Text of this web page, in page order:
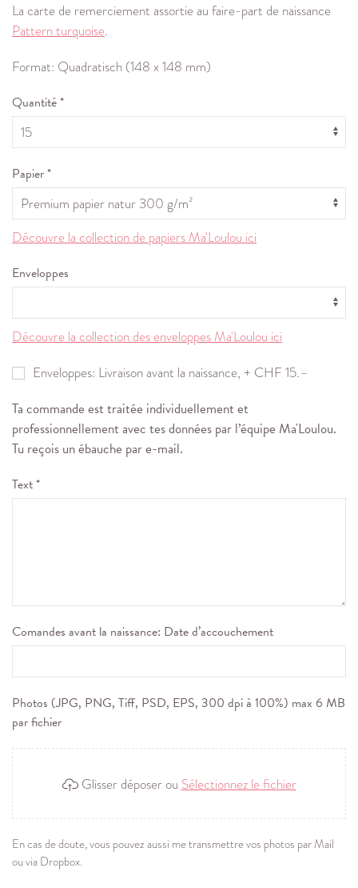
La carte de remerciement assortie au faire-part de naissance
Pattern turquoise.
Format: Quadratisch (148 x 148 mm)
Quantité *
Papier *
Découvre la collection de papiers Ma'Loulou ici
Enveloppes
Découvre la collection des enveloppes Ma'Loulou ici
Enveloppes: Livraison avant la naissance, + CHF 15.–
Ta commande est traitée individuellement et
professionnellement avec tes données par l’équipe Ma'Loulou.
Tu reçois un ébauche par e-mail.
Text *
Comandes avant la naissance: Date d’accouchement
Photos (JPG, PNG, Tiff, PSD, EPS, 300 dpi à 100%) max 6 MB
par fichier
Glisser déposer ouSélectionnez le fichier
En cas de doute, vous pouvez aussi me transmettre vos photos par Mail
ou via Dropbox.